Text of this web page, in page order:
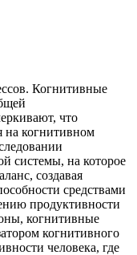
Когнитивные
что
на когнитивном
системы, на которое
создавая
средствами
продуктивности
когнитивные
когнитивного
человека, где